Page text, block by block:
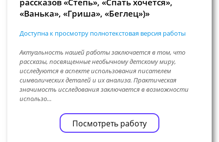
рассказов «Степь», «Спать хочется»,
«Ванька», «Гриша», «Беглец»)»
Доступна к просмотру полнотекстовая версия работы
Актуальность нашей работы заключается в том, что
рассказы, посвященные необычному детскому миру,
исследуются в аспекте использования писателем
символических деталей и их анализа. Практическая
значимость исследования заключается в возможности
использо…
Посмотреть работу